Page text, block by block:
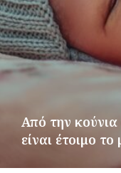
Από την κούνια
είναι έτοιμο